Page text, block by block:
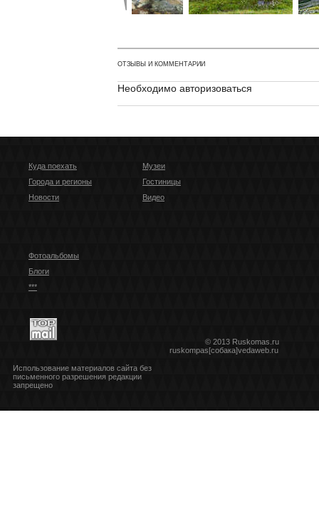
ОТЗЫВЫ И КОММЕНТАРИИ
Необходимо авторизоваться
Куда поехать
Города и регионы
Новости
Музеи
Гостиницы
Видео
Фотоальбомы
Блоги
***
© 2013 Ruskomas.ru
ruskompas[собака]vedaweb.ru
Использование материалов сайта без
письменного разрешения редакции
запрещено